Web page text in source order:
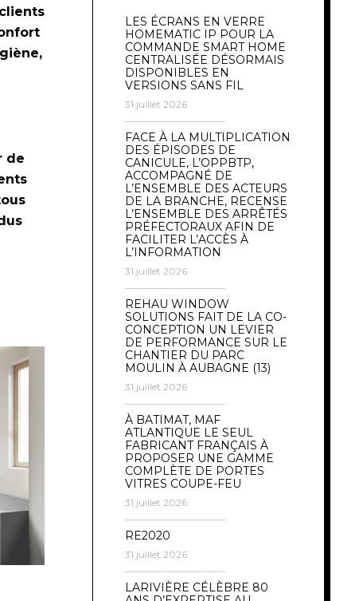
de
LES ÉCRANS EN VERRE
HOMEMATIC IP POUR LA
COMMANDE SMART HOME
CENTRALISÉE DÉSORMAIS
DISPONIBLES EN
VERSIONS SANS FIL
31 juillet 2026
FACE À LA MULTIPLICATION
DES ÉPISODES DE
CANICULE, L’OPPBTP,
ACCOMPAGNÉ DE
L’ENSEMBLE DES ACTEURS
DE LA BRANCHE, RECENSE
L’ENSEMBLE DES ARRÊTÉS
PRÉFECTORAUX AFIN DE
FACILITER L’ACCÈS À
L’INFORMATION
31 juillet 2026
REHAU WINDOW
SOLUTIONS FAIT DE LA CO-
CONCEPTION UN LEVIER
DE PERFORMANCE SUR LE
CHANTIER DU PARC
MOULIN À AUBAGNE (13)
31 juillet 2026
À BATIMAT, MAF
ATLANTIQUE LE SEUL
FABRICANT FRANÇAIS À
PROPOSER UNE GAMME
COMPLÈTE DE PORTES
VITRES COUPE-FEU
31 juillet 2026
RE2020
31 juillet 2026
LARIVIÈRE CÉLÈBRE 80